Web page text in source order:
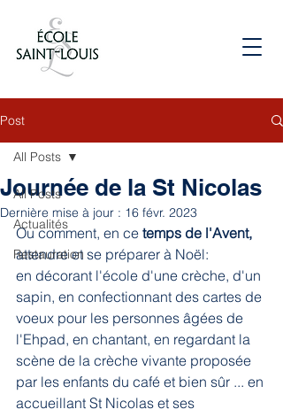
Post
All Posts
Actualités
Restauration
All Posts
Journée de la St Nicolas
Dernière mise à jour : 16 févr. 2023
Ou comment, en ce temps de l'Avent,
attendre et se préparer à Noël:
en décorant l'école d'une crèche, d'un
sapin, en confectionnant des cartes de
voeux pour les personnes âgées de
l'Ehpad, en chantant, en regardant la
scène de la crèche vivante proposée
par les enfants du café et bien sûr ... en
accueillant St Nicolas et ses